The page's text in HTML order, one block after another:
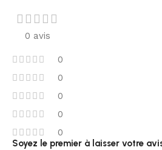
0 avis
0
0
0
0
0
Soyez le premier à laisser votre